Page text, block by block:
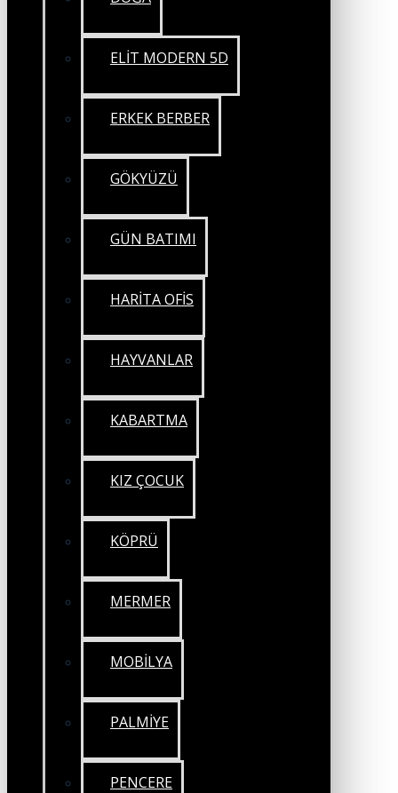
ELİT MODERN 5D
ERKEK BERBER
GÖKYÜZÜ
GÜN BATIMI
HARİTA OFİS
HAYVANLAR
KABARTMA
KIZ ÇOCUK
KÖPRÜ
MERMER
MOBİLYA
PALMİYE
PENCERE